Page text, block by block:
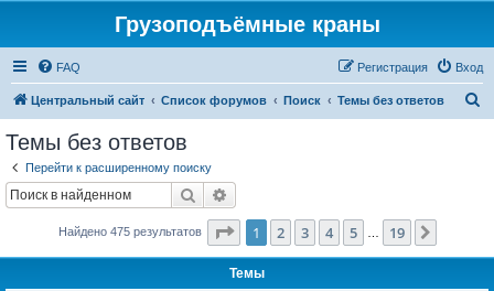
Грузоподъёмные краны
FAQ Вход
Регистрация
Центральный сайт Список форумов Поиск Темы без ответов
Темы без ответов
Перейти к расширенному поиску
Поиск
Найдено 475 результатов Страница из 19
1 2 3 4 5 19
Темы